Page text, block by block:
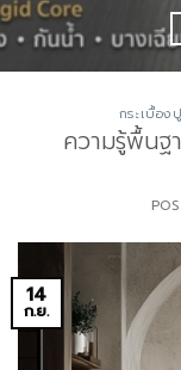
กระเบื้อง
ความรู้พื้นฐ
14
ก.ย.